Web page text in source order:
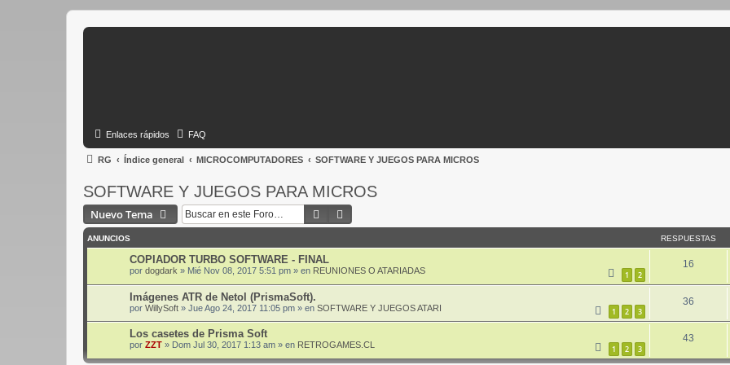
Enlaces rápidos FAQ
RG Índice general MICROCOMPUTADORES SOFTWARE Y JUEGOS PARA MICROS
SOFTWARE Y JUEGOS PARA MICROS
Nuevo Tema Buscar
ANUNCIOS RESPUESTAS
COPIADOR TURBO SOFTWARE - FINAL
por dogdark » Mié Nov 08, 2017 5:51 pm » en REUNIONES O ATARIADAS 1 2
16
Imágenes ATR de Netol (PrismaSoft).
por WillySoft » Jue Ago 24, 2017 11:05 pm » en SOFTWARE Y JUEGOS ATARI 1 2 3
36
Los casetes de Prisma Soft
por ZZT » Dom Jul 30, 2017 1:13 am » en RETROGAMES.CL 1 2 3
43